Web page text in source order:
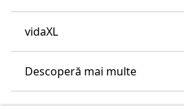
vidaXL
Descoperă mai multe